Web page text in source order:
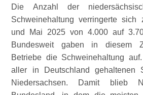
Die Anzahl der
Schweinehaltung verringerte sich
und Mai 2025 von 4.000 auf
Bundesweit gaben in diesem
Betriebe die Schweinehaltung
aller in Deutschland gehaltenen
Niedersachsen. Damit blieb